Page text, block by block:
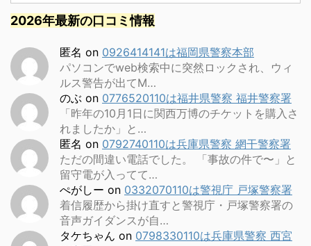
2026年最新の口コミ情報
匿名 on 0926414141は福岡県警察本部
パソコンでweb検索中に突然ロックされ、ウィ
ルス警告が出てM…
のぶ on 0776520110は福井県警察 福井警察署
「昨年の10月1日に関西万博のチケットを購入さ
れましたか」と…
匿名 on 0792740110は兵庫県警察 網干警察署
ただの間違い電話でした。 「事故の件で〜」と
留守電が入ってて…
ぺがしー on 0332070110は警視庁 戸塚警察署
着信履歴から掛け直すと警視庁・戸塚警察署の
音声ガイダンスが自…
タケちゃん on 0798330110は兵庫県警察 西宮